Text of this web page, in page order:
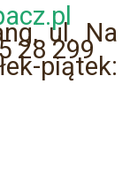
ul. Na
28 299
piątek: